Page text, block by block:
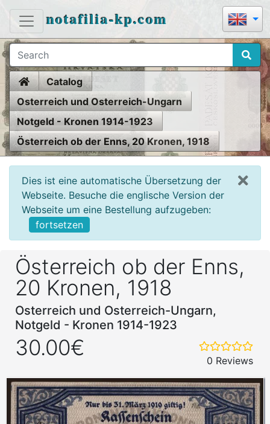
notafilia-kp.com
HomeCatalog
Osterreich und Osterreich-Ungarn
Notgeld - Kronen 1914-1923
Österreich ob der Enns, 20 Kronen, 1918
Dies ist eine automatische Übersetzung der
Webseite. Besuche die englische Version der
Webseite um eine Bestellung aufzugeben:
fortsetzen
Österreich ob der Enns,
20 Kronen, 1918
Osterreich und Osterreich-Ungarn,
Notgeld - Kronen 1914-1923
30.00€
0 Reviews